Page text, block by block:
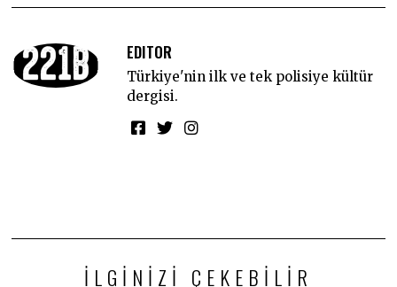
EDITOR
Türkiye'nin ilk ve tek polisiye kültür
dergisi.
İLGINIZI ÇEKEBILIR